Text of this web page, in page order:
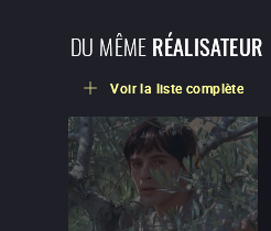
DU MÊMERÉALISATEUR
Voir la liste complète